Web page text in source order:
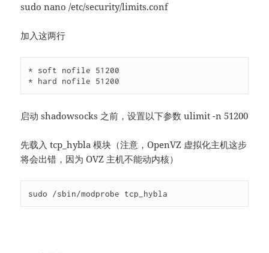
sudo nano /etc/security/limits.conf
加入这两行
* soft nofile 51200
* hard nofile 51200
启动 shadowsocks 之前，设置以下参数ulimit -n 51200
先载入 tcp_hybla 模块（注意，OpenVZ 虚拟化主机这步
将会出错，因为 OVZ 主机不能动内核）
sudo /sbin/modprobe tcp_hybla